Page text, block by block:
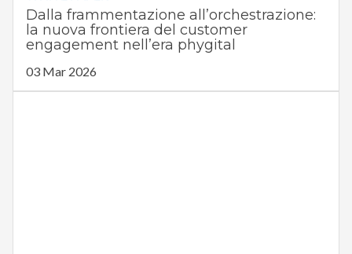
Dalla frammentazione all’orchestrazione:
la nuova frontiera del customer
engagement nell’era phygital
03 Mar 2026